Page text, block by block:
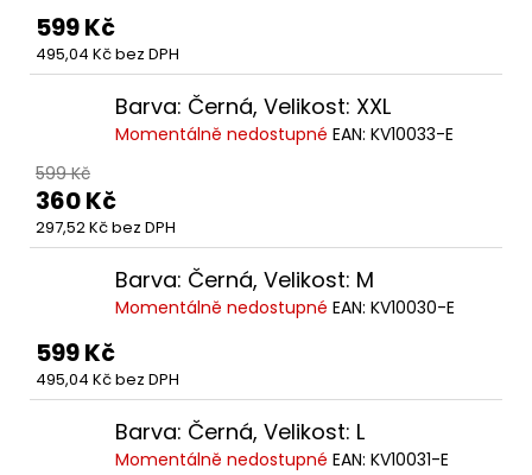
599 Kč
495,04 Kč bez DPH
Barva: Černá, Velikost: XXL
Momentálně nedostupné EAN: KV10033-E
599 Kč
360 Kč
297,52 Kč bez DPH
Barva: Černá, Velikost: M
Momentálně nedostupné EAN: KV10030-E
599 Kč
495,04 Kč bez DPH
Barva: Černá, Velikost: L
Momentálně nedostupné EAN: KV10031-E
Kč
Původně:
150